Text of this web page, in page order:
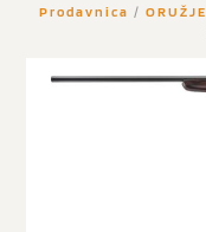
Prodavnica / ORUŽJE